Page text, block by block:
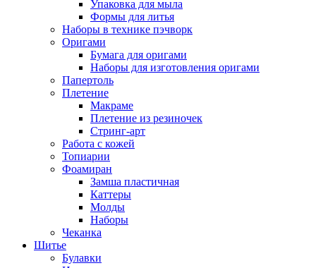
Упаковка для мыла
Формы для литья
Наборы в технике пэчворк
Оригами
Бумага для оригами
Наборы для изготовления оригами
Папертоль
Плетение
Макраме
Плетение из резиночек
Стринг-арт
Работа с кожей
Топиарии
Фоамиран
Замша пластичная
Каттеры
Молды
Наборы
Чеканка
Шитье
Булавки